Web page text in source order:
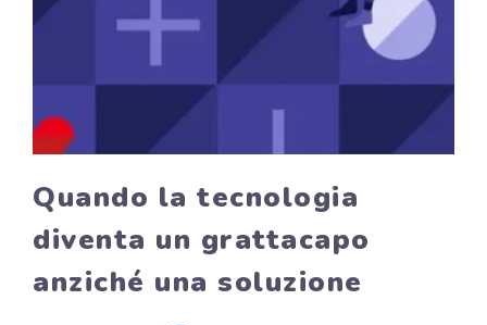
Quando la tecnologia
diventa un grattacapo
anziché una soluzione